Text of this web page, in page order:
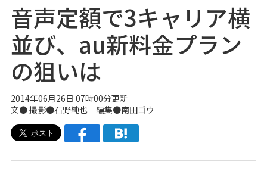
t
i
o
音声定額で3キャリア横
並び、au新料金プラン
の狙いは
2014年06月26日 07時00分更新
文● 撮影●石野純也編集●南田ゴウ